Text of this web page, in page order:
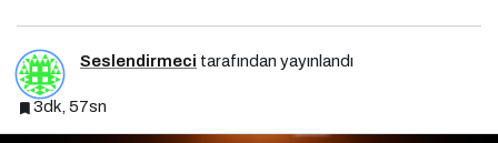
Seslendirmeci tarafından yayınlandı
3dk, 57sn